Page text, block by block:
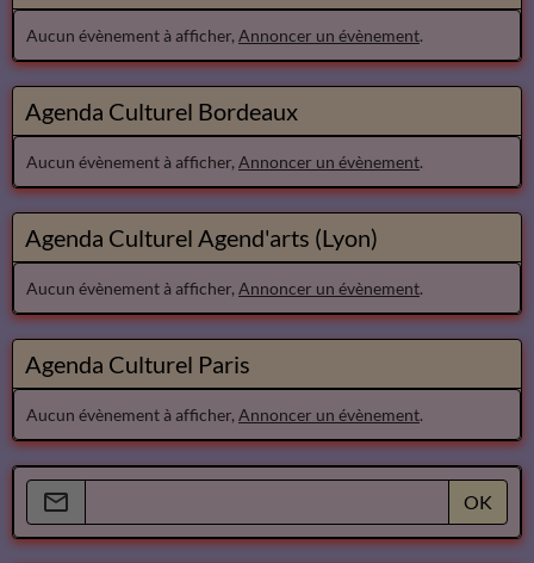
Aucun évènement à afficher, Annoncer un évènement.
Agenda Culturel Bordeaux
Aucun évènement à afficher, Annoncer un évènement.
Agenda Culturel Agend'arts (Lyon)
Aucun évènement à afficher, Annoncer un évènement.
Agenda Culturel Paris
Aucun évènement à afficher, Annoncer un évènement.
OK